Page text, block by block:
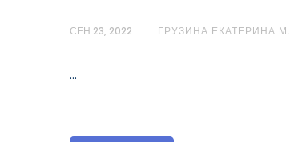
СЕН 23, 2022 ГРУЗИНА ЕКАТЕРИНА М.
…